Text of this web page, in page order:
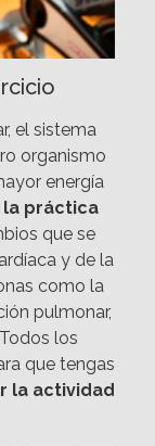
el sistema
organismo
energía
práctica
que se
y de la
como la
pulmonar,
los
que tengas
la actividad